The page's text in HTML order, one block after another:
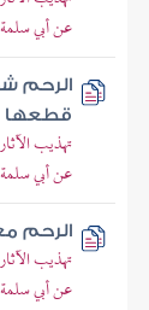
عن أبي
الرحم
تهذيب
عن أبي
الرحم
تهذيب
عن أبي